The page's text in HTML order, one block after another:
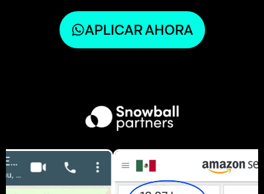
APLICAR AHORA